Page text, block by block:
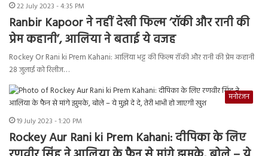
22 July 2023 - 4:35 PM
Ranbir Kapoor ने नहीं देखी फिल्म ‘रॉकी और रानी की
प्रेम कहानी’, आलिया ने बताई ये वजह
Rockey Or Rani ki Prem Kahani: आलिया भट्ट की फिल्म रॉकी और रानी की प्रेम कहानी
28 जुलाई को रिलीज…
मनोरंजन
19 July 2023 - 1:20 PM
Rockey Aur Rani ki Prem Kahani: दीपिका के लिए